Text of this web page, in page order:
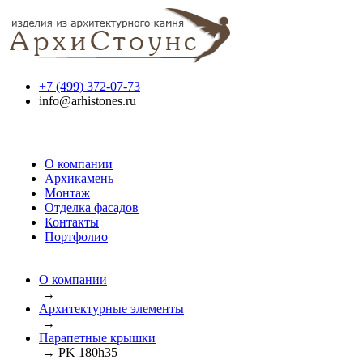
+7 (499) 372-07-73
info@arhistones.ru
О компании
Архикамень
Монтаж
Отделка фасадов
Контакты
Портфолио
О компании
→
Архитектурные элементы
→
Парапетные крышки
→ PK 180h35